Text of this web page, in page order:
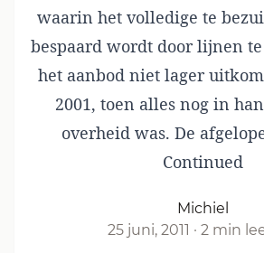
waarin het volledige te
bespaard wordt door lijnen
het aanbod niet lager
2001, toen alles nog in
overheid was. De
Continued
Michiel
25 juni, 2011 · 2 min